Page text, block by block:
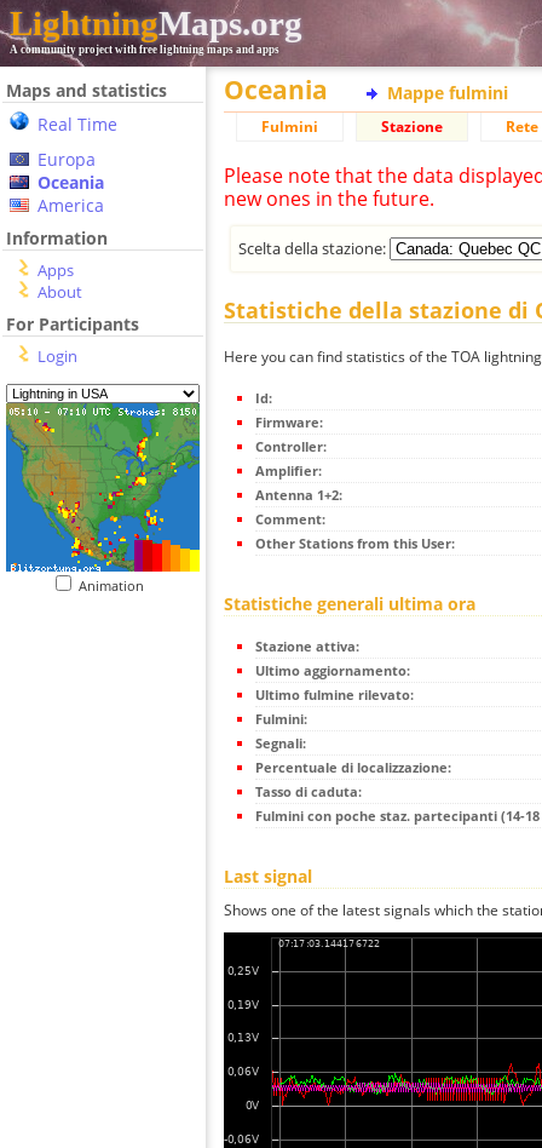
LightningMaps.org
A community project with free lightning maps and apps
Maps and statistics
Real Time
Europa
Oceania
America
Information
Apps
About
For Participants
Login
Animation
Oceania Mappe fulmini
Fulmini Stazione
Please note that the data
new ones in the future.
Scelta della stazione:
Statistiche della stazione di
Here you can find statistics of the TOA
Id:
Firmware:
Controller:
Amplifier:
Antenna 1+2:
Comment:
Other Stations from this User:
Statistiche generali ultima ora
Stazione attiva:
Ultimo aggiornamento:
Ultimo fulmine rilevato:
Fulmini:
Segnali:
Percentuale di localizzazione:
Tasso di caduta:
Fulmini con poche staz. partecipanti (14-
Last signal
Shows one of the latest signals which the